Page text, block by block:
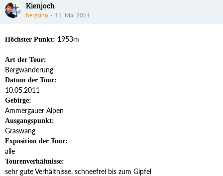
Kienjoch
bergsinn 11. Mai 2011
Höchster Punkt: 1953m
Art der Tour:
Bergwanderung
Datum der Tour:
10.05.2011
Gebirge:
Ammergauer Alpen
Ausgangspunkt:
Graswang
Exposition der Tour:
alle
Tourenverhältnisse:
sehr gute Verhältnisse, schneefrei bis zum Gipfel